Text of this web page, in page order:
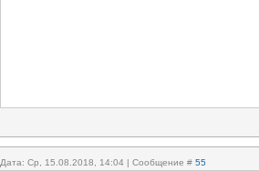
Дата: Ср, 15.08.2018, 14:04 | Сообщение # 55